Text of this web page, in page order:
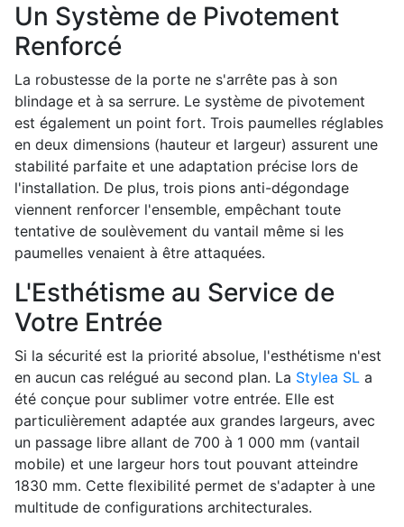
Un Système de Pivotement
Renforcé
La robustesse de la porte ne s'arrête pas à son
blindage et à sa serrure. Le système de pivotement
est également un point fort. Trois paumelles réglables
en deux dimensions (hauteur et largeur) assurent une
stabilité parfaite et une adaptation précise lors de
l'installation. De plus, trois pions anti-dégondage
viennent renforcer l'ensemble, empêchant toute
tentative de soulèvement du vantail même si les
paumelles venaient à être attaquées.
L'Esthétisme au Service de
Votre Entrée
Si la sécurité est la priorité absolue, l'esthétisme n'est
en aucun cas relégué au second plan. La Stylea SL a
été conçue pour sublimer votre entrée. Elle est
particulièrement adaptée aux grandes largeurs, avec
un passage libre allant de 700 à 1 000 mm (vantail
mobile) et une largeur hors tout pouvant atteindre
1830 mm. Cette flexibilité permet de s'adapter à une
multitude de configurations architecturales.